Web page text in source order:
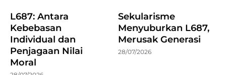
L687: Antara
Kebebasan
Individual dan
Penjagaan Nilai
Moral
Sekularisme
Menyuburkan L687,
Merusak Generasi
28/07/2026